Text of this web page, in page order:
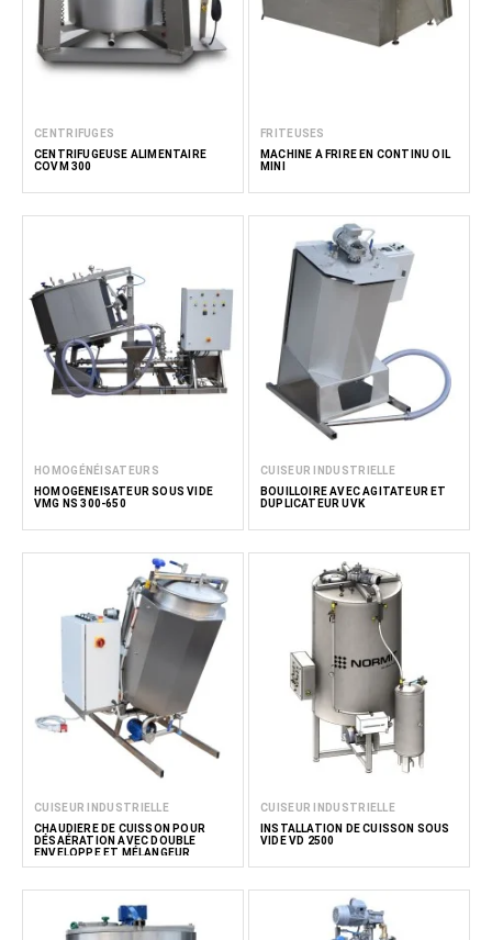
CENTRIFUGES
CENTRIFUGEUSE ALIMENTAIRE
COVM 300
FRITEUSES
MACHINE À FRIRE EN CONTINU OIL
MINI
HOMOGÉNÉISATEURS
HOMOGÉNÉISATEUR SOUS VIDE
VMG NS 300-650
CUISEUR INDUSTRIELLE
BOUILLOIRE AVEC AGITATEUR ET
DUPLICATEUR UVK
CUISEUR INDUSTRIELLE
CHAUDIÈRE DE CUISSON POUR
DÉSAÉRATION AVEC DOUBLE
ENVELOPPE ET MÉLANGEUR
110/100
CUISEUR INDUSTRIELLE
INSTALLATION DE CUISSON SOUS
VIDE VD 2500